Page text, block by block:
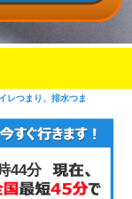
レつまり、排水つま
44分